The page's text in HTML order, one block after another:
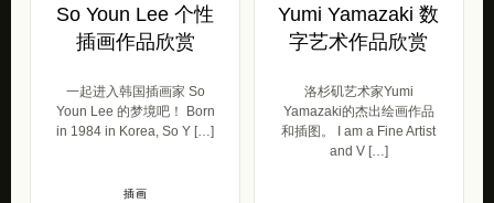
So Youn Lee 个性
插画作品欣赏
一起进入韩国插画家 So
Youn Lee 的梦境吧！ Born
in 1984 in Korea, So Y […]
插画
Yumi Yamazaki 数
字艺术作品欣赏
洛杉矶艺术家Yumi
Yamazaki的杰出绘画作品
和插图。 I am a Fine Artist
and V […]